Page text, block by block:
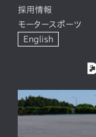
採用情報
モータースポーツ
English